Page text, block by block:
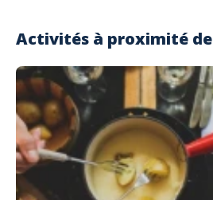
Activités à proximité de